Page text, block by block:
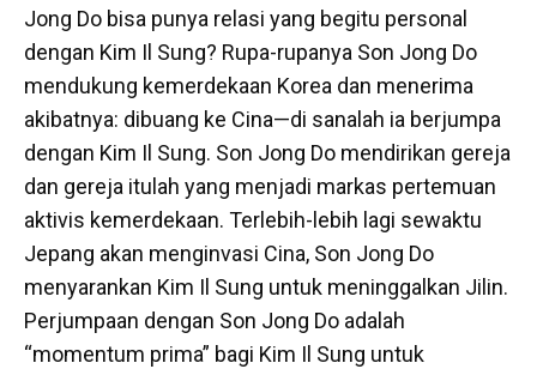
Jong Do bisa punya relasi yang begitu personal
dengan Kim Il Sung? Rupa-rupanya Son Jong Do
mendukung kemerdekaan Korea dan menerima
akibatnya: dibuang ke Cina—di sanalah ia berjumpa
dengan Kim Il Sung. Son Jong Do mendirikan gereja
dan gereja itulah yang menjadi markas pertemuan
aktivis kemerdekaan. Terlebih-lebih lagi sewaktu
Jepang akan menginvasi Cina, Son Jong Do
menyarankan Kim Il Sung untuk meninggalkan Jilin.
Perjumpaan dengan Son Jong Do adalah
“momentum prima” bagi Kim Il Sung untuk